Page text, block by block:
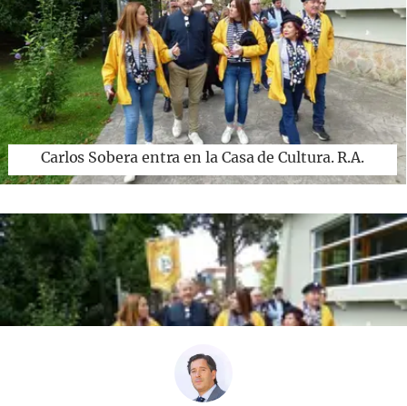
Carlos Sobera entra en la Casa de Cultura. R.A.